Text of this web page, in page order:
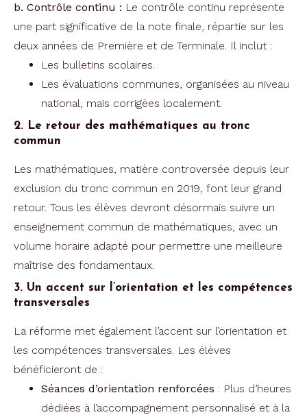
b. Contrôle continu : Le contrôle continu représente
une part significative de la note finale, répartie sur les
deux années de Première et de Terminale. Il inclut :
Les bulletins scolaires.
Les évaluations communes, organisées au niveau
national, mais corrigées localement.
2. Le retour des mathématiques au tronc
commun
Les mathématiques, matière controversée depuis leur
exclusion du tronc commun en 2019, font leur grand
retour. Tous les élèves devront désormais suivre un
enseignement commun de mathématiques, avec un
volume horaire adapté pour permettre une meilleure
maîtrise des fondamentaux.
3. Un accent sur l’orientation et les compétences
transversales
La réforme met également l’accent sur l’orientation et
les compétences transversales. Les élèves
bénéficieront de :
Séances d’orientation renforcées : Plus d’heures
dédiées à l’accompagnement personnalisé et à la